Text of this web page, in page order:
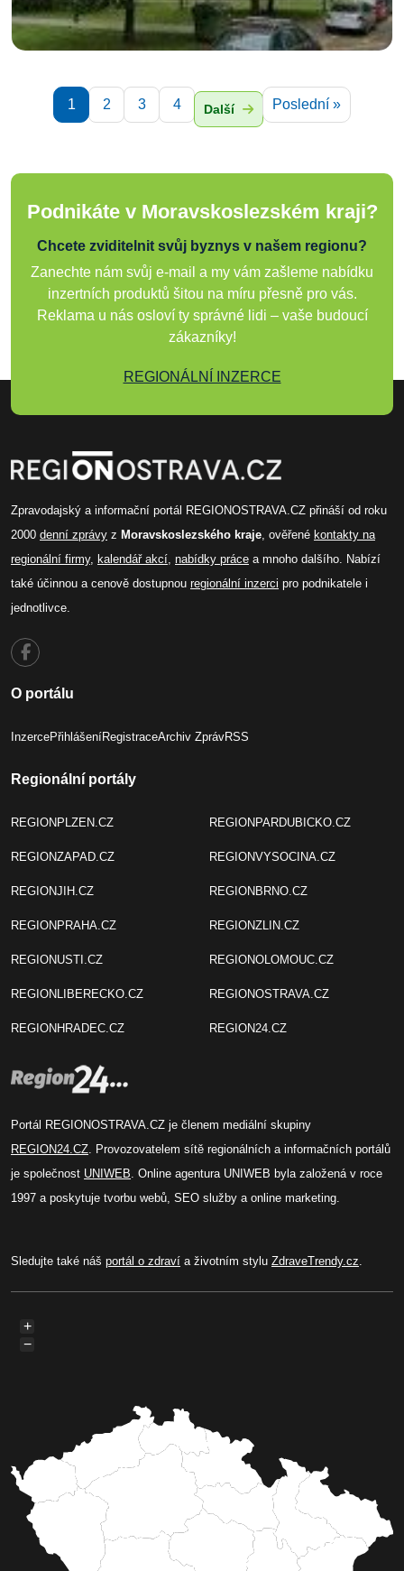
1 2 3 4 Další Poslední »
Podnikáte v Moravskoslezském kraji?
Chcete zviditelnit svůj byznys v našem regionu?
Zanechte nám svůj e-mail a my vám zašleme nabídku
inzertních produktů šitou na míru přesně pro vás.
Reklama u nás osloví ty správné lidi – vaše budoucí
zákazníky!
REGIONÁLNÍ INZERCE
Zpravodajský a informační portál REGIONOSTRAVA.CZ přináší od roku
2000 denní zprávy z Moravskoslezského kraje , ověřené kontakty na
regionální firmy, kalendář akcí nabídky práce a mnoho dalšího. Nabízí
také účinnou a cenově dostupnou regionální inzerci pro podnikatele i
jednotlivce.
O portálu
InzercePřihlášeníRegistraceArchiv ZprávRSS
Regionální portály
REGIONPLZEN.CZ
REGIONZAPAD.CZ
REGIONJIH.CZ
REGIONPRAHA.CZ
REGIONUSTI.CZ
REGIONLIBERECKO.CZ
REGIONHRADEC.CZ
REGIONPARDUBICKO.CZ
REGIONVYSOCINA.CZ
REGIONBRNO.CZ
REGIONZLIN.CZ
REGIONOLOMOUC.CZ
REGIONOSTRAVA.CZ
REGION24.CZ
Portál REGIONOSTRAVA.CZ je členem mediální skupiny
REGION24.CZ . Provozovatelem sítě regionálních a informačních portálů
je společnost UNIWEB . Online agentura UNIWEB byla založená v roce
1997 a poskytuje tvorbu webů, SEO služby a online marketing.
Sledujte také náš portál o zdraví a životním stylu ZdraveTrendy.cz
+
−